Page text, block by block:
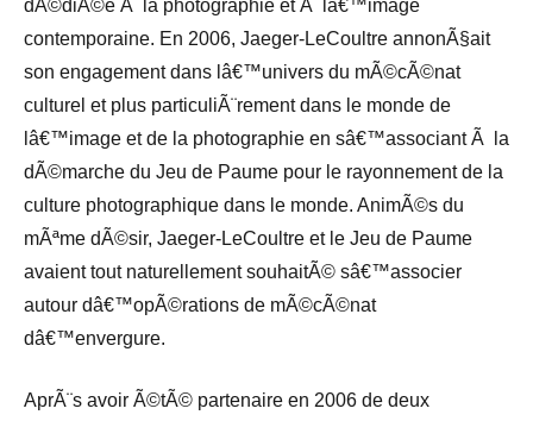
dÃ©diÃ©e Ã la photographie et Ã lâ€™image
contemporaine. En 2006, Jaeger-LeCoultre annonÃ§ait
son engagement dans lâ€™univers du mÃ©cÃ©nat
culturel et plus particuliÃ¨rement dans le monde de
lâ€™image et de la photographie en sâ€™associant Ã la
dÃ©marche du Jeu de Paume pour le rayonnement de la
culture photographique dans le monde. AnimÃ©s du
mÃªme dÃ©sir, Jaeger-LeCoultre et le Jeu de Paume
avaient tout naturellement souhaitÃ© sâ€™associer
autour dâ€™opÃ©rations de mÃ©cÃ©nat
dâ€™envergure.
AprÃ¨s avoir Ã©tÃ© partenaire en 2006 de deux